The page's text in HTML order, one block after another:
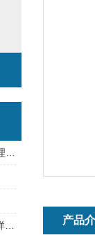
产品